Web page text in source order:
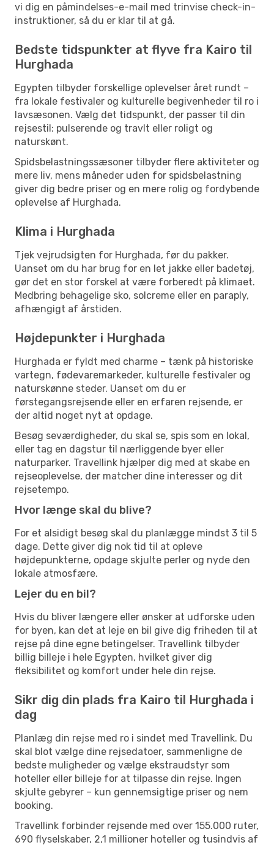
vi dig en påmindelses-e-mail med trinvise check-in-
instruktioner, så du er klar til at gå.
Bedste tidspunkter at flyve fra Kairo til
Hurghada
Egypten tilbyder forskellige oplevelser året rundt –
fra lokale festivaler og kulturelle begivenheder til ro i
lavsæsonen. Vælg det tidspunkt, der passer til din
rejsestil: pulserende og travlt eller roligt og
naturskønt.
Spidsbelastningssæsoner tilbyder flere aktiviteter og
mere liv, mens måneder uden for spidsbelastning
giver dig bedre priser og en mere rolig og fordybende
oplevelse af Hurghada.
Klima i Hurghada
Tjek vejrudsigten for Hurghada, før du pakker.
Uanset om du har brug for en let jakke eller badetøj,
gør det en stor forskel at være forberedt på klimaet.
Medbring behagelige sko, solcreme eller en paraply,
afhængigt af årstiden.
Højdepunkter i Hurghada
Hurghada er fyldt med charme – tænk på historiske
vartegn, fødevaremarkeder, kulturelle festivaler og
naturskønne steder. Uanset om du er
førstegangsrejsende eller en erfaren rejsende, er
der altid noget nyt at opdage.
Besøg seværdigheder, du skal se, spis som en lokal,
eller tag en dagstur til nærliggende byer eller
naturparker. Travellink hjælper dig med at skabe en
rejseoplevelse, der matcher dine interesser og dit
rejsetempo.
Hvor længe skal du blive?
For et alsidigt besøg skal du planlægge mindst 3 til 5
dage. Dette giver dig nok tid til at opleve
højdepunkterne, opdage skjulte perler og nyde den
lokale atmosfære.
Lejer du en bil?
Hvis du bliver længere eller ønsker at udforske uden
for byen, kan det at leje en bil give dig friheden til at
rejse på dine egne betingelser. Travellink tilbyder
billig billeje i hele Egypten, hvilket giver dig
fleksibilitet og komfort under hele din rejse.
Sikr dig din plads fra Kairo til Hurghada i
dag
Planlæg din rejse med ro i sindet med Travellink. Du
skal blot vælge dine rejsedatoer, sammenligne de
bedste muligheder og vælge ekstraudstyr som
hoteller eller billeje for at tilpasse din rejse. Ingen
skjulte gebyrer – kun gennemsigtige priser og nem
booking.
Travellink forbinder rejsende med over 155.000 ruter,
690 flyselskaber, 2,1 millioner hoteller og tusindvis af